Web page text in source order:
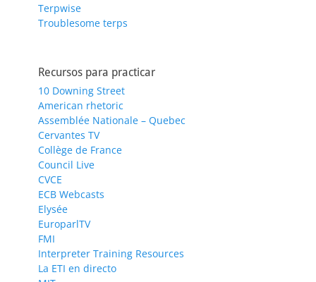
Terpwise
Troublesome terps
Recursos para practicar
10 Downing Street
American rhetoric
Assemblée Nationale – Quebec
Cervantes TV
Collège de France
Council Live
CVCE
ECB Webcasts
Elysée
EuroparlTV
FMI
Interpreter Training Resources
La ETI en directo